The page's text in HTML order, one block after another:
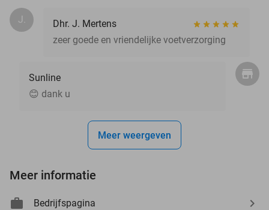
J.
Dhr. J. Mertens
zeer goede en vriendelijke voetverzorging
Sunline
😊 dank u
Meer weergeven
Meer informatie
Bedrijfspagina